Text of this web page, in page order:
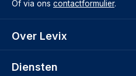
Of via ons contactformulier.
Over Levix
Diensten